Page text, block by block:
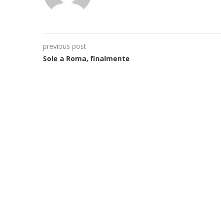
previous post
Sole a Roma, finalmente